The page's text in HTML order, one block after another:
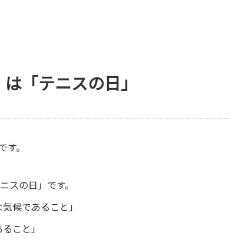
「テニスの日」
。
スの日」です。
候であること」
こと」